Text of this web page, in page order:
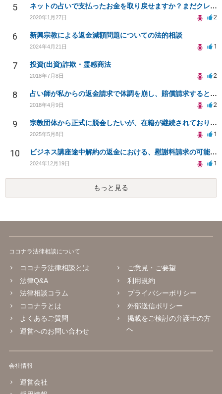
5 ネットの占いで支払ったお金を取り戻せますか？まだクレジットの請求が、来ない分と支払済の分があります。
2020年1月27日 2
6 新興宗教による返金減額問題についての法的相談
2024年4月21日 1
7 投資(出資)詐欺・霊感商法
2018年7月8日 2
8 占い師が私からの返金請求で体調を崩し、賠償請求すると言っています
2018年4月9日 2
9 宗教団体から正式に脱会したいが、在籍が継続されており困っています（宗教二世）
2025年5月8日 1
10 ビジネス講座途中解約の返金における、慰謝料請求の可能性について
2024年12月19日 1
もっと見る
ココナラ法律相談について
ココナラ法律相談とは
法律Q&A
法律相談コラム
ココナラとは
よくあるご質問
運営へのお問い合わせ
ご意見・ご要望
利用規約
プライバシーポリシー
外部送信ポリシー
掲載をご検討の弁護士の方
へ
会社情報
運営会社